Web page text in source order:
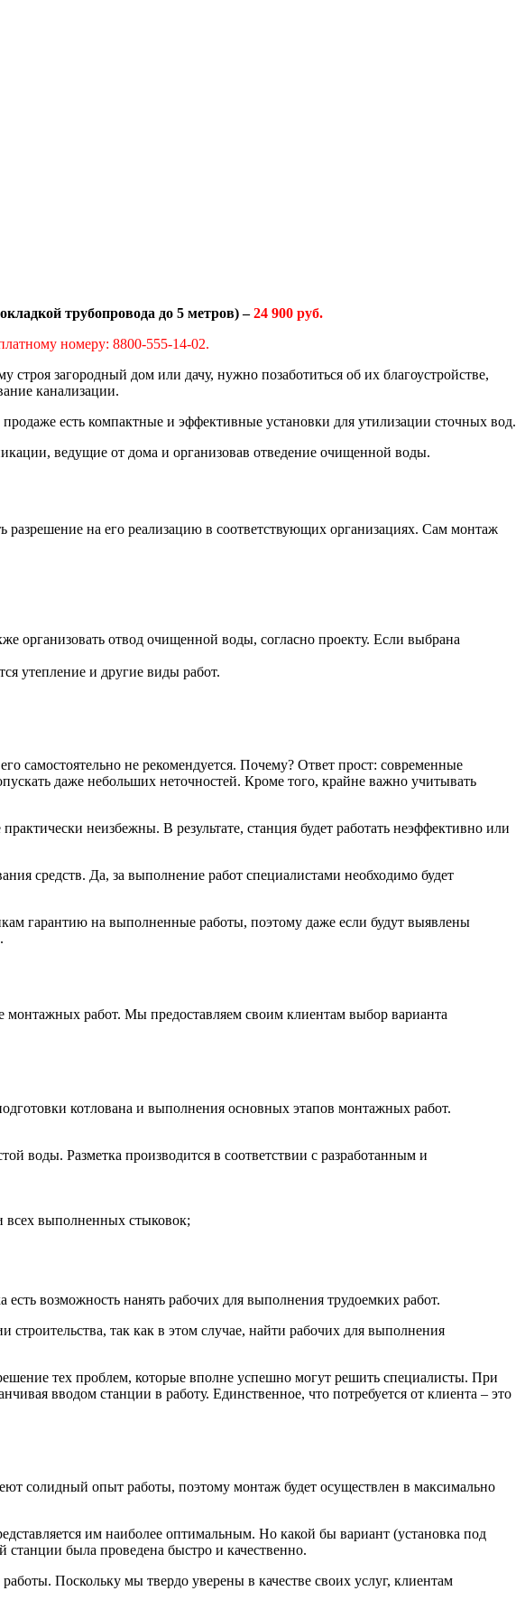
трубопровода до 5 метров) –24 900 руб.
номеру: 8800-555-14-02.
загородный дом или дачу, нужно позаботиться об их благоустройстве,
канализации.
есть компактные и эффективные установки для утилизации сточных вод.
ведущие от дома и организовав отведение очищенной воды.
на его реализацию в соответствующих организациях. Сам монтаж
организовать отвод очищенной воды, согласно проекту. Если выбрана
утепление и другие виды работ.
самостоятельно не рекомендуется. Почему? Ответ прост: современные
даже небольших неточностей. Кроме того, крайне важно учитывать
неизбежны. В результате, станция будет работать неэффективно или
средств. Да, за выполнение работ специалистами необходимо будет
гарантию на выполненные работы, поэтому даже если будут выявлены
работ. Мы предоставляем своим клиентам выбор варианта
котлована и выполнения основных этапов монтажных работ.
воды. Разметка производится в соответствии с разработанным и
всех выполненных стыковок;
возможность нанять рабочих для выполнения трудоемких работ.
так как в этом случае, найти рабочих для выполнения
тех проблем, которые вполне успешно могут решить специалисты. При
вводом станции в работу. Единственное, что потребуется от клиента – это
солидный опыт работы, поэтому монтаж будет осуществлен в максимально
им наиболее оптимальным. Но какой бы вариант (установка под
была проведена быстро и качественно.
Поскольку мы твердо уверены в качестве своих услуг, клиентам